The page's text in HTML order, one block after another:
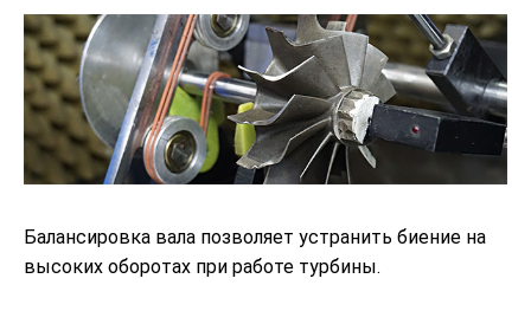
Балансировка вала позволяет устранить биение на
высоких оборотах при работе турбины.